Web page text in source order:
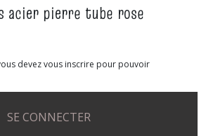
acier pierre tube rose
devez vous inscrire pour pouvoir
SE CONNECTER